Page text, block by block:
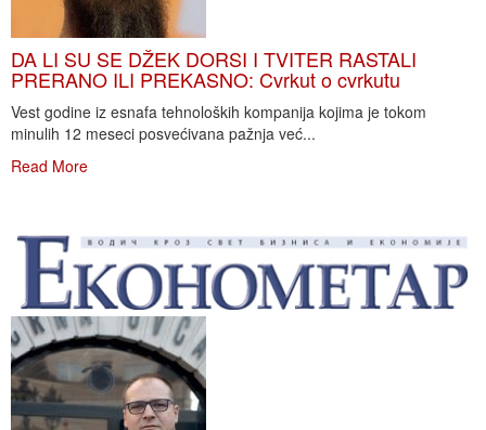
DA LI SU SE DŽEK DORSI I TVITER RASTALI
PRERANO ILI PREKASNO: Cvrkut o cvrkutu
Vest godine iz esnafa tehnoloških kompanija kojima je tokom
minulih 12 meseci posvećivana pažnja već...
Read More